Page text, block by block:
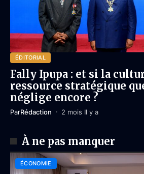
ÉDITORIAL
Fally Ipupa : et si la
ressource stratégique
néglige encore ?
ParRédaction 2 mois Il y a
À ne pas manquer
ÉCONOMIE